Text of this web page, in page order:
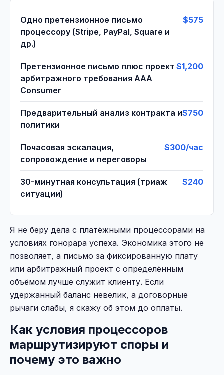
Одно претензионное письмо
процессору (Stripe, PayPal, Square и
др.)
$575
Претензионное письмо плюс проект
арбитражного требования AAA
Consumer
$1,200
Предварительный анализ контракта и
политики
$750
Почасовая эскалация,
сопровождение и переговоры
$300/час
30-минутная консультация (триаж
ситуации)
$240
Я не беру дела с платёжными процессорами на
условиях гонорара успеха. Экономика этого не
позволяет, а письмо за фиксированную плату
или арбитражный проект с определённым
объёмом лучше служит клиенту. Если
удержанный баланс невелик, а договорные
рычаги слабы, я скажу об этом до оплаты.
Как условия процессоров
маршрутизируют споры и
почему это важно